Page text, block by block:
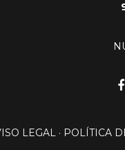
LEGAL· POLÍTICA